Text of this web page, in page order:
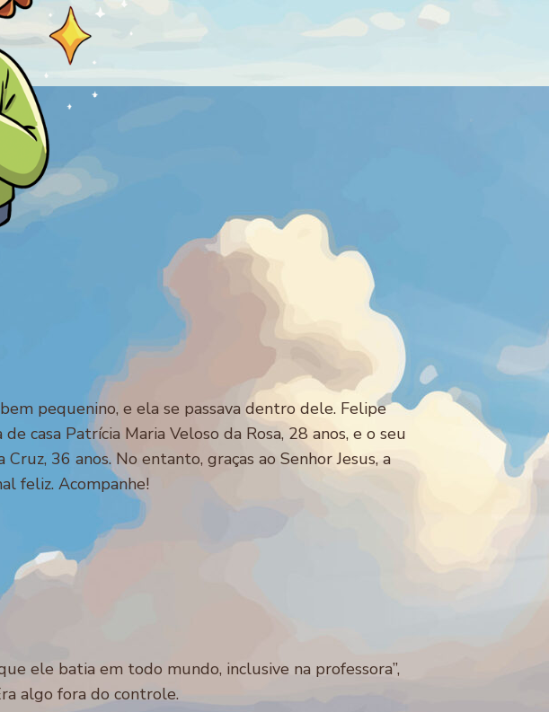
pequenino, e ela se passava dentro dele. Felipe
casa Patrícia Maria Veloso da Rosa, 28 anos, e o seu
36 anos. No entanto, graças ao Senhor Jesus, a
feliz. Acompanhe!
ele batia em todo mundo, inclusive na professora”,
algo fora do controle.